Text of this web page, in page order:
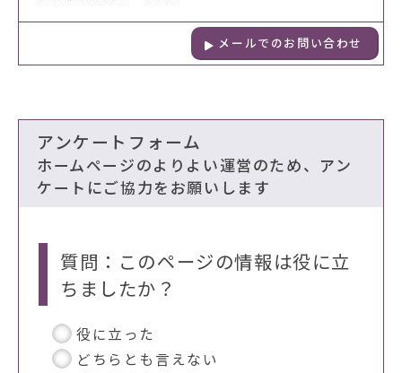
メールでのお問い合わせ
アンケートフォーム
ホームページのよりよい運営のため、アン
ケートにご協力をお願いします
質問：このページの情報は役に立
ちましたか？
役に立った
どちらとも言えない